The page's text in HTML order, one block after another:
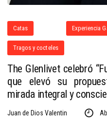
Catas Experiencia
Tragos y cocteles
The Glenlivet celebró
que elevó su
mirada integral y
Juan de Dios Valentin